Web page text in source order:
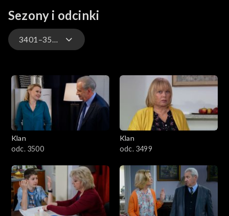
odmawia i nawet nie stara się ukryć kiepskiego humoru.
Sezony i odcinki
3401–3500
4601–4700
4501–4600
4401–4500
4301–4400
4201–4300
Klan
odc. 3500
Klan
odc. 3499